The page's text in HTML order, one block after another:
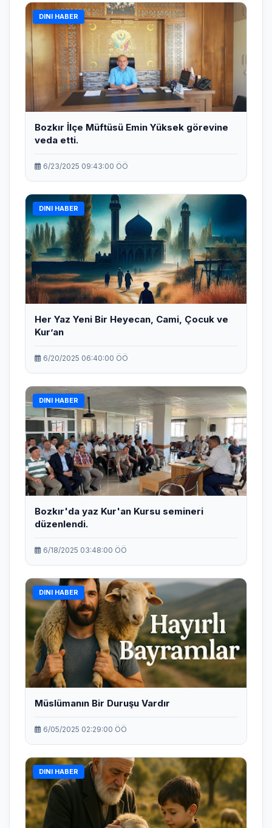
DINI HABER
Bozkır İlçe Müftüsü Emin Yüksek görevine
veda etti.
6/23/2025 09:43:00 ÖÖ
DINI HABER
Her Yaz Yeni Bir Heyecan, Cami, Çocuk ve
Kur’an
6/20/2025 06:40:00 ÖÖ
DINI HABER
Bozkır'da ​yaz Kur'an Kursu ​semineri ​
düzenlendi​.
6/18/2025 03:48:00 ÖÖ
DINI HABER
Müslümanın Bir Duruşu Vardır
6/05/2025 02:29:00 ÖÖ
DINI HABER